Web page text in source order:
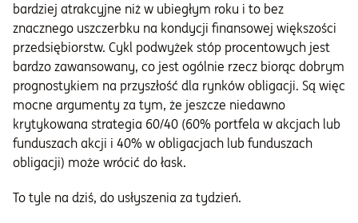
bardziej atrakcyjne niż w ubiegłym roku i to bez
znacznego uszczerbku na kondycji finansowej większości
przedsiębiorstw. Cykl podwyżek stóp procentowych jest
bardzo zawansowany, co jest ogólnie rzecz biorąc dobrym
prognostykiem na przyszłość dla rynków obligacji. Są więc
mocne argumenty za tym, że jeszcze niedawno
krytykowana strategia 60/40 (60% portfela w akcjach lub
funduszach akcji i 40% w obligacjach lub funduszach
obligacji) może wrócić do łask.
To tyle na dziś, do usłyszenia za tydzień.